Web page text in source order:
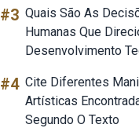
#3 Quais São As
Humanas Que
Desenvolvimento
#4 Cite Diferentes
Artísticas
Segundo O Texto